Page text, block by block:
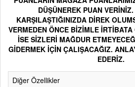
DÜŞÜNEREK PUAN
KARŞILAŞTIĞINIZDA DİREK
VERMEDEN ÖNCE BİZİMLE
İSE SİZLERİ MAĞDUR
GİDERMEK İÇİN ÇALIŞACAĞIZ.
EDERİZ.
Diğer Özellikler